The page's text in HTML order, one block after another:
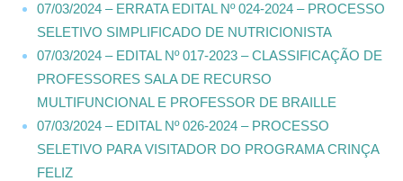
07/03/2024 – ERRATA EDITAL Nº 024-2024 – PROCESSO
SELETIVO SIMPLIFICADO DE NUTRICIONISTA
07/03/2024 – EDITAL Nº 017-2023 – CLASSIFICAÇÃO DE
PROFESSORES SALA DE RECURSO
MULTIFUNCIONAL E PROFESSOR DE BRAILLE
07/03/2024 – EDITAL Nº 026-2024 – PROCESSO
SELETIVO PARA VISITADOR DO PROGRAMA CRINÇA
FELIZ